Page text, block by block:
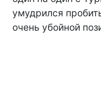
умудрился
очень убойной